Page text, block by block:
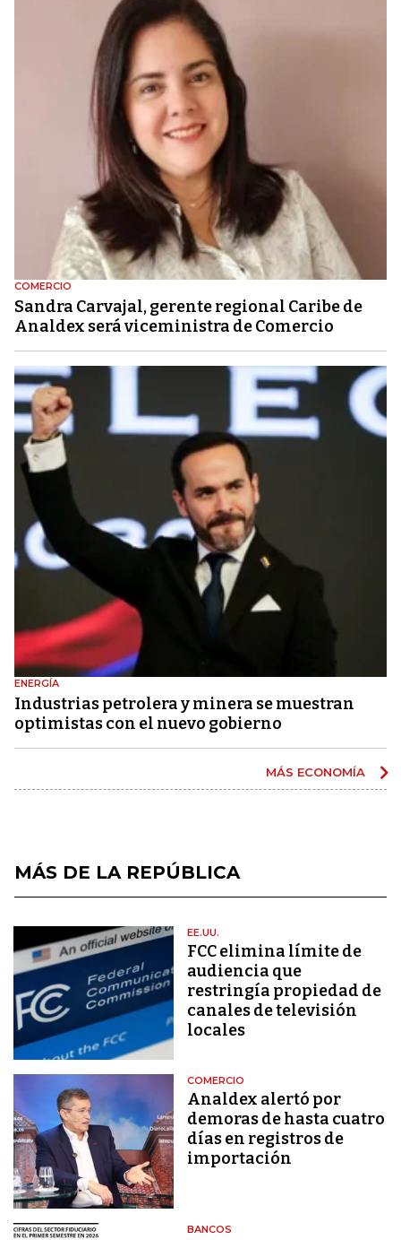
COMERCIO
Sandra Carvajal, gerente regional Caribe de
Analdex será viceministra de Comercio
ENERGÍA
Industrias petrolera y minera se muestran
optimistas con el nuevo gobierno
MÁS ECONOMÍA
MÁS DE LA REPÚBLICA
EE.UU.
FCC elimina límite de
audiencia que
restringía propiedad de
canales de televisión
locales
COMERCIO
Analdex alertó por
demoras de hasta cuatro
días en registros de
importación
BANCOS